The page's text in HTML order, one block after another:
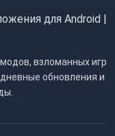
взломанных игр
обновления и